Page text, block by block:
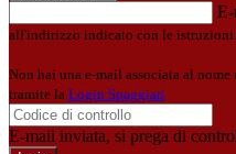
all'indirizzo indicato con le istruzioni
Non hai una e-mail associata al
tramite la Login Spaggiari
E-mail inviata, si prega di